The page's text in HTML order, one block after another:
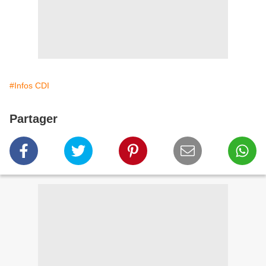
#Infos CDI
Partager